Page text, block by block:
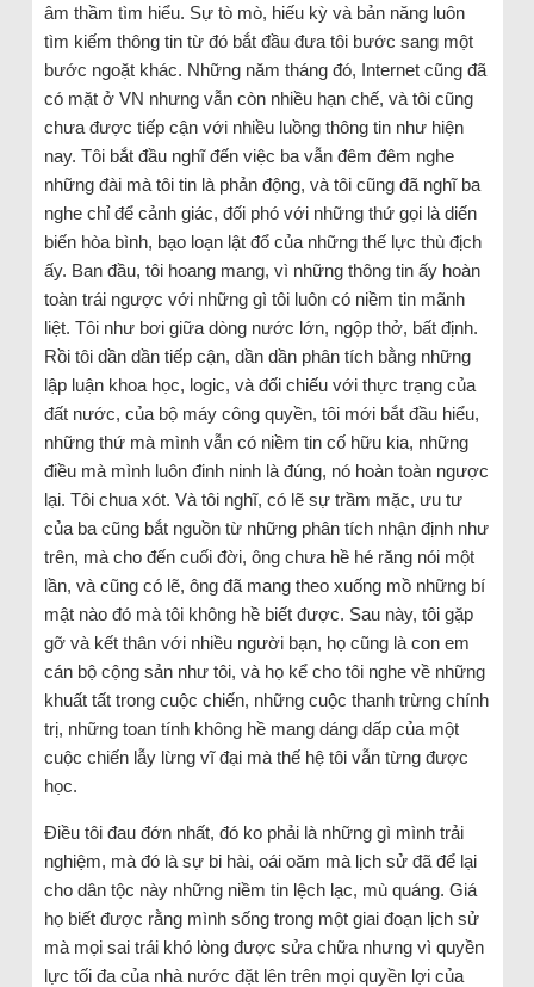
âm thầm tìm hiểu. Sự tò mò, hiếu kỳ và bản năng luôn
tìm kiếm thông tin từ đó bắt đầu đưa tôi bước sang một
bước ngoặt khác. Những năm tháng đó, Internet cũng đã
có mặt ở VN nhưng vẫn còn nhiều hạn chế, và tôi cũng
chưa được tiếp cận với nhiều luồng thông tin như hiện
nay. Tôi bắt đầu nghĩ đến việc ba vẫn đêm đêm nghe
những đài mà tôi tin là phản động, và tôi cũng đã nghĩ ba
nghe chỉ để cảnh giác, đối phó với những thứ gọi là diến
biến hòa bình, bạo loạn lật đổ của những thế lực thù địch
ấy. Ban đầu, tôi hoang mang, vì những thông tin ấy hoàn
toàn trái ngược với những gì tôi luôn có niềm tin mãnh
liệt. Tôi như bơi giữa dòng nước lớn, ngộp thở, bất định.
Rồi tôi dần dần tiếp cận, dần dần phân tích bằng những
lập luận khoa học, logic, và đối chiếu với thực trạng của
đất nước, của bộ máy công quyền, tôi mới bắt đầu hiểu,
những thứ mà mình vẫn có niềm tin cố hữu kia, những
điều mà mình luôn đinh ninh là đúng, nó hoàn toàn ngược
lại. Tôi chua xót. Và tôi nghĩ, có lẽ sự trầm mặc, ưu tư
của ba cũng bắt nguồn từ những phân tích nhận định như
trên, mà cho đến cuối đời, ông chưa hề hé răng nói một
lần, và cũng có lẽ, ông đã mang theo xuống mồ những bí
mật nào đó mà tôi không hề biết được. Sau này, tôi gặp
gỡ và kết thân với nhiều người bạn, họ cũng là con em
cán bộ cộng sản như tôi, và họ kể cho tôi nghe về những
khuất tất trong cuộc chiến, những cuộc thanh trừng chính
trị, những toan tính không hề mang dáng dấp của một
cuộc chiến lẫy lừng vĩ đại mà thế hệ tôi vẫn từng được
học.
Điều tôi đau đớn nhất, đó ko phải là những gì mình trải
nghiệm, mà đó là sự bi hài, oái oăm mà lịch sử đã để lại
cho dân tộc này những niềm tin lệch lạc, mù quáng. Giá
họ biết được rằng mình sống trong một giai đoạn lịch sử
mà mọi sai trái khó lòng được sửa chữa nhưng vì quyền
lực tối đa của nhà nước đặt lên trên mọi quyền lợi của